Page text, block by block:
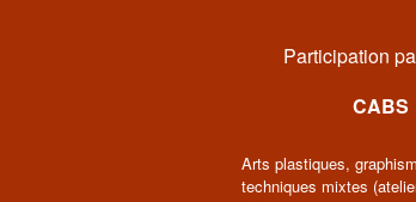
Participation
CABS
Arts plastiques,
techniques mixtes